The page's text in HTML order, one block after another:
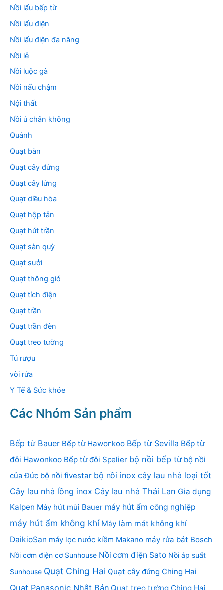
Nồi lẩu bếp từ
Nồi lẩu điện
Nồi lẩu điện đa năng
Nồi lẻ
Nồi luộc gà
Nồi nấu chậm
Nội thất
Nồi ủ chân không
Quánh
Quạt bàn
Quạt cây đứng
Quạt cây lửng
Quạt điều hòa
Quạt hộp tản
Quạt hút trần
Quạt sàn quỳ
Quạt sưởi
Quạt thông gió
Quạt tích điện
Quạt trần
Quạt trần đèn
Quạt treo tường
Tủ rượu
vòi rửa
Y Tế & Sức khỏe
Các Nhóm Sản phẩm
Bếp từ Bauer Bếp từ Hawonkoo Bếp từ Sevilla Bếp từ
đôi Hawonkoo Bếp từ đôi Spelier bộ nồi bếp từ bộ nồi
của Đức bộ nồi fivestar bộ nồi inox cây lau nhà loại tốt
Cây lau nhà lồng inox Cây lau nhà Thái Lan Gia dụng
Kalpen Máy hút mùi Bauer máy hút ẩm công nghiệp
máy hút ẩm không khí Máy làm mát không khí
DaikioSan máy lọc nước kiềm Makano máy rửa bát Bosch
Nồi cơm điện cơ Sunhouse Nồi cơm điện Sato Nồi áp suất
Sunhouse Quạt Ching Hai Quạt cây đứng Ching Hai
Quạt Panasonic Nhật Bản Quạt treo tường Ching Hai